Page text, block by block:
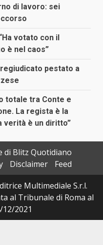
di lavoro: sei
votato con il
è nel caos”
pestato a
totale tra Conte e
La regista è la
verità è un diritto”
di Blitz Quotidiano
Disclaimer
Feed
Multimediale S.r.l.
al Tribunale di Roma al
12/2021